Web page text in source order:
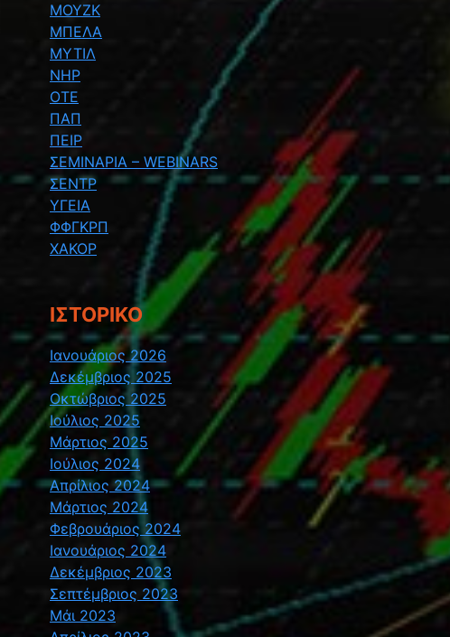
ΜΟΥΖΚ
ΜΠΕΛΑ
ΜΥΤΙΛ
ΝΗΡ
ΟΤΕ
ΠΑΠ
ΠΕΙΡ
ΣΕΜΙΝΑΡΙΑ – WEBINARS
ΣΕΝΤΡ
ΥΓΕΙΑ
ΦΦΓΚΡΠ
ΧΑΚΟΡ
ΙΣΤΟΡΙΚΌ
Ιανουάριος 2026
Δεκέμβριος 2025
Οκτώβριος 2025
Ιούλιος 2025
Μάρτιος 2025
Ιούλιος 2024
Απρίλιος 2024
Μάρτιος 2024
Φεβρουάριος 2024
Ιανουάριος 2024
Δεκέμβριος 2023
Σεπτέμβριος 2023
Μάι 2023